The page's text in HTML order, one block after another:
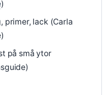
)
primer, lack (Carla
på små ytor